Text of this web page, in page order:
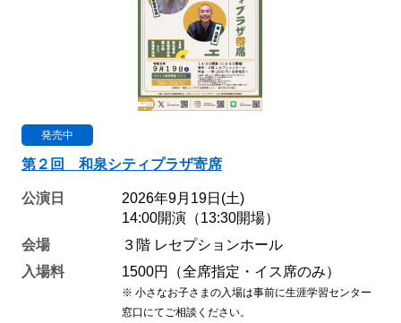
発売中
第２回 和泉シティプラザ寄席
公演日
2026年9月19日(土)
14:00開演（13:30開場）
会場
３階 レセプションホール
入場料
1500円（全席指定・イス席のみ）
※ 小さなお子さまの入場は事前に生涯学習センター
窓口にてご相談ください。